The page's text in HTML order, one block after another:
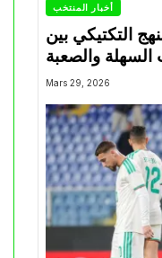
أخبار المنتخب
التكتيكي بين
السهلة والصعبة
Mars 29, 2026